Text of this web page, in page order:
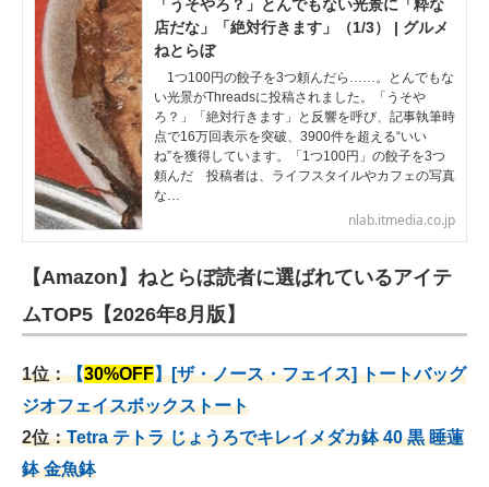
「うそやろ？」とんでもない光景に「粋な
店だな」「絶対行きます」（1/3） | グルメ
ねとらぼ
1つ100円の餃子を3つ頼んだら……。とんでもな
い光景がThreadsに投稿されました。「うそや
ろ？」「絶対行きます」と反響を呼び、記事執筆時
点で16万回表示を突破、3900件を超える“いい
ね”を獲得しています。「1つ100円」の餃子を3つ
頼んだ 投稿者は、ライフスタイルやカフェの写真
な…
nlab.itmedia.co.jp
【Amazon】ねとらぼ読者に選ばれているアイテ
ムTOP5【2026年8月版】
1位：【30%OFF】[ザ・ノース・フェイス] トートバッグ
ジオフェイスボックストート
2位：Tetra テトラ じょうろでキレイメダカ鉢 40 黒 睡蓮
鉢 金魚鉢